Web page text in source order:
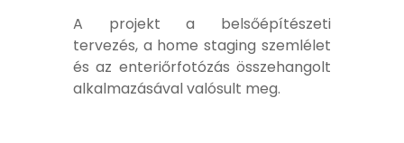
A projekt a belsőépítészeti
tervezés, a home staging szemlélet
és az enteriőrfotózás összehangolt
alkalmazásával valósult meg.